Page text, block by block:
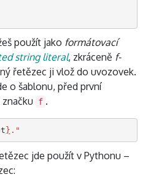
použít jako formátovací
string literal, zkráceně f-
řetězec ji vlož do uvozovek.
o šablonu, před první
f .
} ."
jde použít v Pythonu –